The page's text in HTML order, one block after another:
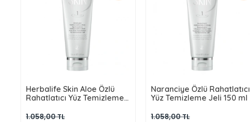
Herbalife Skin Aloe Özlü
Rahatlatıcı Yüz Temizleme
1.058,00 TL
Naranciye Özlü Rahatlatıcı
Yüz Temizleme Jeli 150 ml
1.058,00 TL